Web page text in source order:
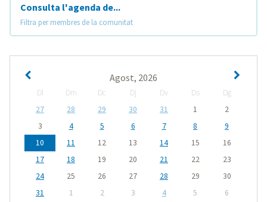
Consulta l'agenda de...
Filtra per membres de la comunitat
Agost, 2026
Dl Dm Dc Dj Dv Ds
Dg
27
28 29 30 31 1
2
3
4 5 6 7 8
9
10
11 12 13 14 15
16
17
18 19 20 21 22
23
24
25 26 27 28 29
30
31
1 2 3 4 5 6